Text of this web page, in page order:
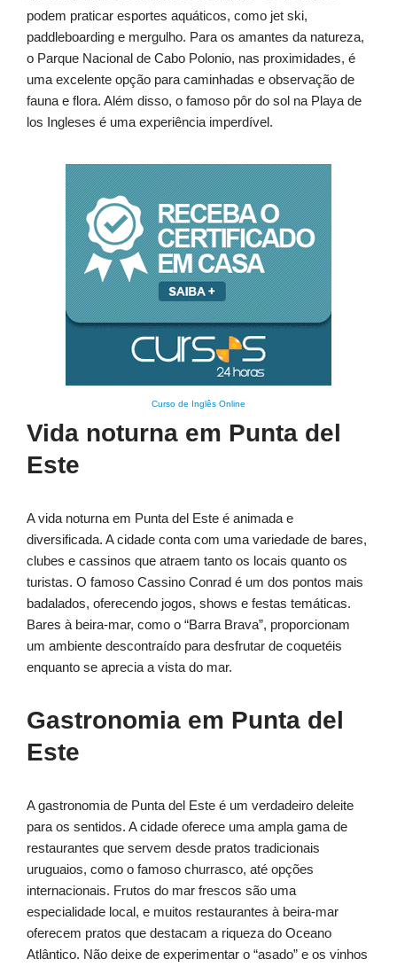
podem praticar esportes aquáticos, como jet ski,
paddleboarding e mergulho. Para os amantes da natureza,
o Parque Nacional de Cabo Polonio, nas proximidades, é
uma excelente opção para caminhadas e observação de
fauna e flora. Além disso, o famoso pôr do sol na Playa de
los Ingleses é uma experiência imperdível.
Curso de Inglês Online
Vida noturna em Punta del
Este
A vida noturna em Punta del Este é animada e
diversificada. A cidade conta com uma variedade de bares,
clubes e cassinos que atraem tanto os locais quanto os
turistas. O famoso Cassino Conrad é um dos pontos mais
badalados, oferecendo jogos, shows e festas temáticas.
Bares à beira-mar, como o “Barra Brava”, proporcionam
um ambiente descontraído para desfrutar de coquetéis
enquanto se aprecia a vista do mar.
Gastronomia em Punta del
Este
A gastronomia de Punta del Este é um verdadeiro deleite
para os sentidos. A cidade oferece uma ampla gama de
restaurantes que servem desde pratos tradicionais
uruguaios, como o famoso churrasco, até opções
internacionais. Frutos do mar frescos são uma
especialidade local, e muitos restaurantes à beira-mar
oferecem pratos que destacam a riqueza do Oceano
Atlântico. Não deixe de experimentar o “asado” e os vinhos